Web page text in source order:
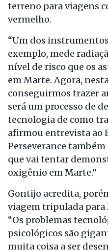
terreno para viagens
vermelho.
“Um dos
exemplo, mede
nível de risco que os
em Marte. Agora,
conseguirmos trazer
será um processo de
tecnologia de como
afirmou entrevista ao
Perseverance
que vai tentar
oxigênio em Marte.”
Gontijo acredita,
viagem tripulada para
“Os problemas
psicológicos são
muita coisa a ser